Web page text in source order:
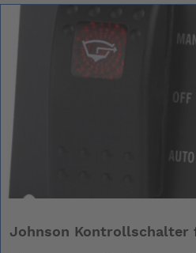
Johnson Kontrollschalter